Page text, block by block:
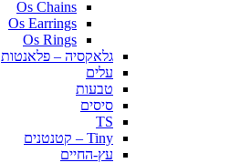
Os Chains
Os Earrings
Os Rings
גלאקסיה – פלאנטות
עלים
טבעות
סיסים
TS
Tiny – קטנטנים
עץ-החיים